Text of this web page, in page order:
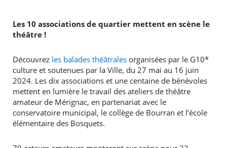
Les 10 associations de quartier mettent en scène le
théâtre !
Découvrez les balades théâtralesorganisées par le G10*
culture et soutenues par la Ville, du 27 mai au 16 juin
2024. Les dix associations et une centaine de bénévoles
mettent en lumière le travail des ateliers de théâtre
amateur de Mérignac, en partenariat avec le
conservatoire municipal, le collège de Bourran et l’école
élémentaire des Bosquets.